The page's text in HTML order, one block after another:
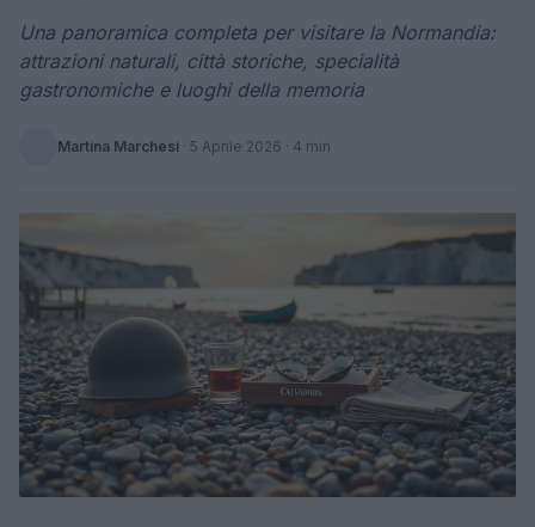
Una panoramica completa per visitare la Normandia:
attrazioni naturali, città storiche, specialità
gastronomiche e luoghi della memoria
Martina Marchesi · 5 Aprile 2026 · 4 min